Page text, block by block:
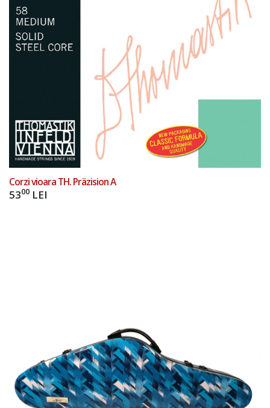
Corzi vioara TH. Präzision A
5300 LEI